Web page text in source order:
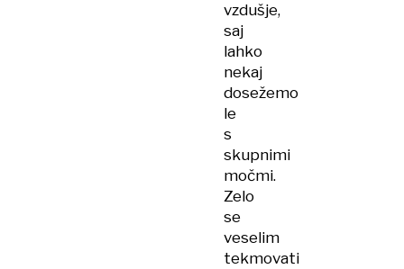
vzdušje,
saj
lahko
nekaj
dosežemo
le
s
skupnimi
močmi.
Zelo
se
veselim
tekmovati